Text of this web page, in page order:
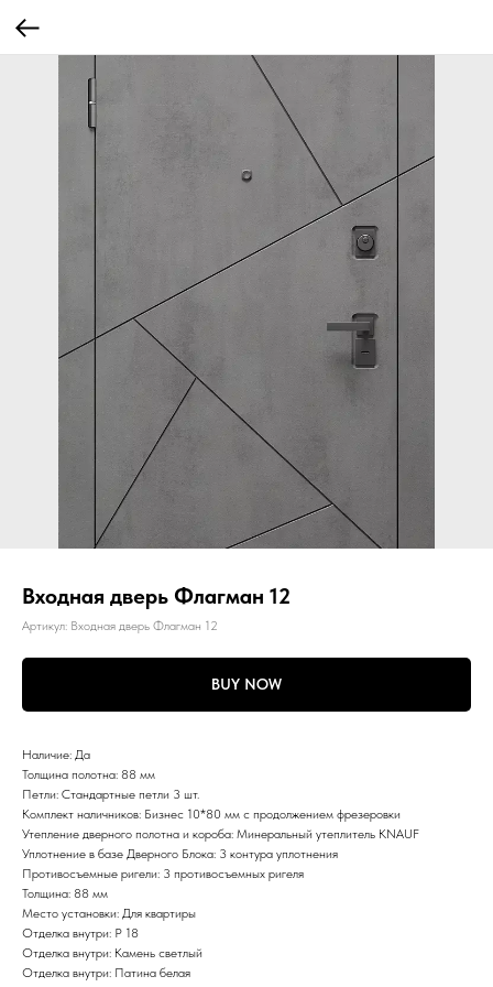
Входная дверь Флагман 12
Артикул: Входная дверь Флагман 12
BUY NOW
Наличие: Да
Толщина полотна: 88 мм
Петли: Стандартные петли 3 шт.
Комплект наличников: Бизнес 10*80 мм с продолжением фрезеровки
Утепление дверного полотна и короба: Минеральный утеплитель KNAUF
Уплотнение в базе Дверного Блока: 3 контура уплотнения
Противосъемные ригели: 3 противосъемных ригеля
Толщина: 88 мм
Место установки: Для квартиры
Отделка внутри: P 18
Отделка внутри: Камень светлый
Отделка внутри: Патина белая